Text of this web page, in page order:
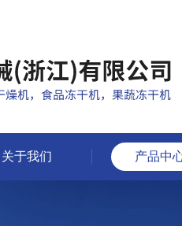
关于我们 产品中